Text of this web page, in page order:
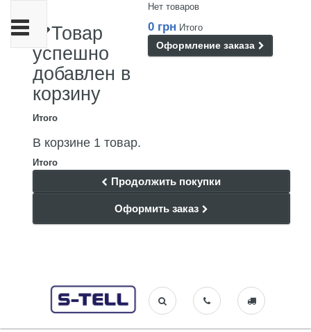
Нет товаров
0 грн Итого
Оформление заказа
Товар
успешно
добавлен в
корзину
Итого
В корзине 1 товар.
Итого
Продолжить покупки
Оформить заказ
Переключить
навигации